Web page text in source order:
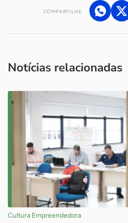
COMPARTILHE
Notícias relacionadas
Cultura Empreendedora